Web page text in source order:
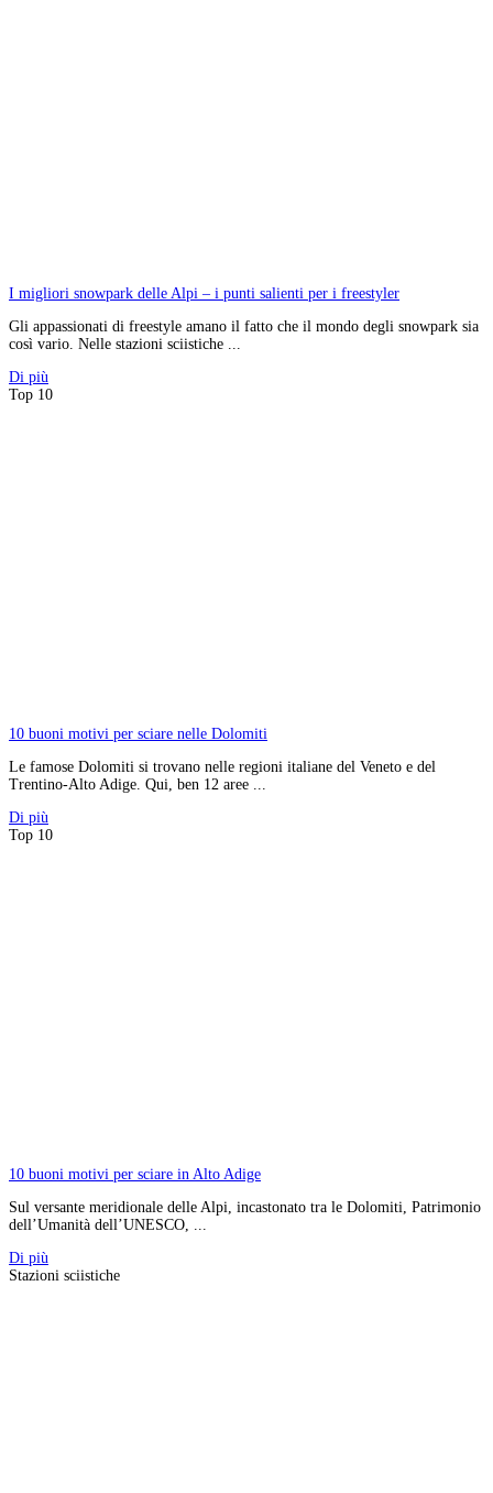
I migliori snowpark delle Alpi – i punti salienti per i freestyler
Gli appassionati di freestyle amano il fatto che il mondo degli snowpark sia
così vario. Nelle stazioni sciistiche ...
Di più
Top 10
10 buoni motivi per sciare nelle Dolomiti
Le famose Dolomiti si trovano nelle regioni italiane del Veneto e del
Trentino-Alto Adige. Qui, ben 12 aree ...
Di più
Top 10
10 buoni motivi per sciare in Alto Adige
Sul versante meridionale delle Alpi, incastonato tra le Dolomiti, Patrimonio
dell’Umanità dell’UNESCO, ...
Di più
Stazioni sciistiche